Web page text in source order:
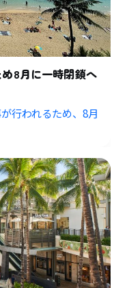
8月に一時閉鎖へ
行われるため、8月